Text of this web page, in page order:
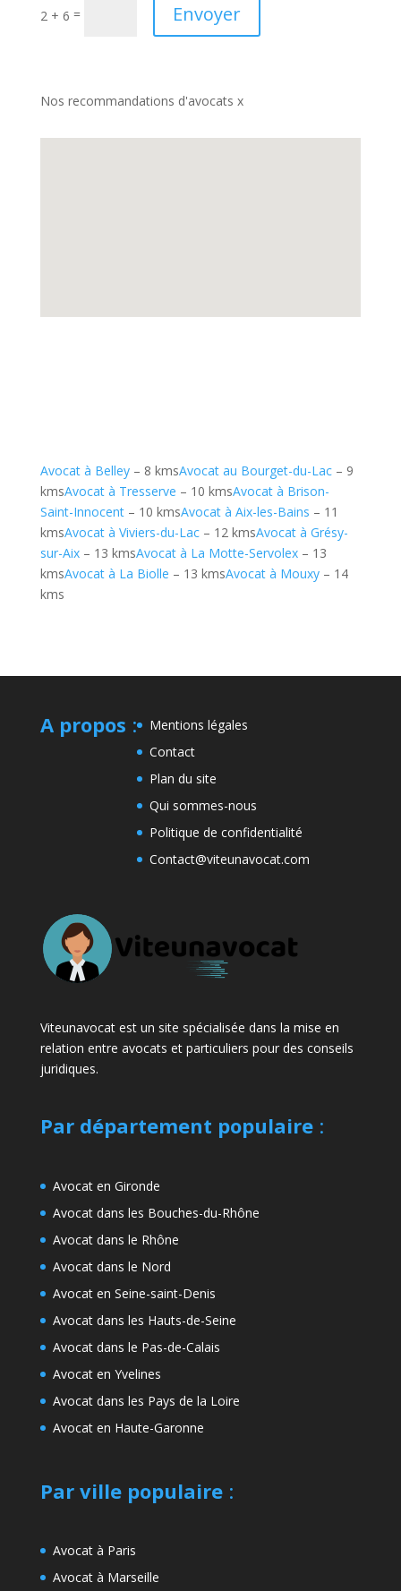
2 + 6 = Envoyer
Nos recommandations d'avocats x
Avocat à Belley– 8 kmsAvocat au Bourget-du-Lac– 9
kmsAvocat à Tresserve – 10 kmsAvocat à Brison-
Saint-Innocent– 10 kmsAvocat à Aix-les-Bains – 11
kmsAvocat à Viviers-du-Lac– 12 kmsAvocat à Grésy-
sur-Aix– 13 kmsAvocat à La Motte-Servolex– 13
kmsAvocat à La Biolle – 13 kmsAvocat à Mouxy– 14
kms
A propos :
Mentions légales
Contact
Plan du site
Qui sommes-nous
Politique de confidentialité
Contact@viteunavocat.com
Viteunavocat est un site spécialisée dans la mise en
relation entre avocats et particuliers pour des conseils
juridiques.
Par département populaire:
Avocat en Gironde
Avocat dans les Bouches-du-Rhône
Avocat dans le Rhône
Avocat dans le Nord
Avocat en Seine-saint-Denis
Avocat dans les Hauts-de-Seine
Avocat dans le Pas-de-Calais
Avocat en Yvelines
Avocat dans les Pays de la Loire
Avocat en Haute-Garonne
Par ville populaire:
Avocat à Paris
Avocat à Marseille